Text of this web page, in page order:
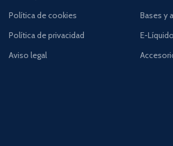
Política de cookies
Política de privacidad
Aviso legal
Bases y
E-